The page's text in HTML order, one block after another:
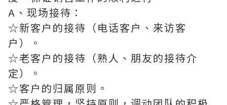
A、现场接待：
☆新客户的接待（电话客户、来访客
户）。
☆老客户的接待（熟人、朋友的接待介
定）。
☆客户的归属原则。